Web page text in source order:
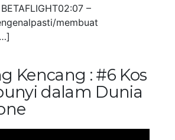
–
membuat
Kencang : #6 Kos
dalam Dunia